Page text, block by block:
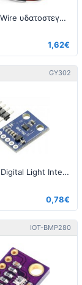
DS18B20 1-Wire υδατοστεγής αισθητήρας θερμοκρασίας με 1μ καλώδιο
1,62€
GY302
GY302 I2C Digital Light Intensity Sensor (BH1750)
0,78€
IOT-BMP280